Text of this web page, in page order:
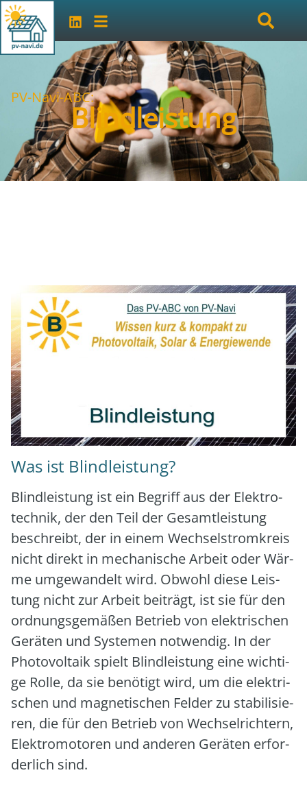
PV-Navi-ABC:
Blindleistung
Was ist Blindleistung?
Blind­leis­tung ist ein Begriff aus der Elek­tro­
tech­nik, der den Teil der Gesamt­leis­tung
beschreibt, der in einem Wech­sel­strom­kreis
nicht direkt in mecha­ni­sche Arbeit oder Wär­
me umge­wan­delt wird. Obwohl die­se Leis­
tung nicht zur Arbeit bei­trägt, ist sie für den
ord­nungs­ge­mä­ßen Betrieb von elek­tri­schen
Gerä­ten und Sys­te­men not­wen­dig. In der
Pho­to­vol­ta­ik spielt Blind­leis­tung eine wich­ti­
ge Rol­le, da sie benö­tigt wird, um die elek­tri­
schen und magne­ti­schen Fel­der zu sta­bi­li­sie­
ren, die für den Betrieb von Wech­sel­rich­tern,
Elek­tro­mo­to­ren und ande­ren Gerä­ten erfor­
der­lich sind.